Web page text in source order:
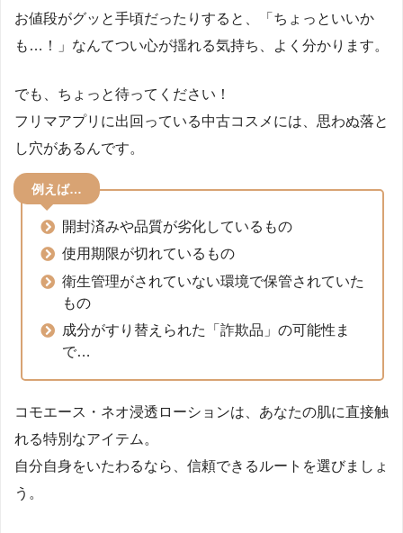
お値段がグッと手頃だったりすると、「ちょっといいか
も…！」なんてつい心が揺れる気持ち、よく分かります。
でも、ちょっと待ってください！
フリマアプリに出回っている中古コスメには、思わぬ落と
し穴があるんです。
例えば…
開封済みや品質が劣化しているもの
使用期限が切れているもの
衛生管理がされていない環境で保管されていた
もの
成分がすり替えられた「詐欺品」の可能性ま
で…
コモエース・ネオ浸透ローションは、あなたの肌に直接触
れる特別なアイテム。
自分自身をいたわるなら、信頼できるルートを選びましょ
う。